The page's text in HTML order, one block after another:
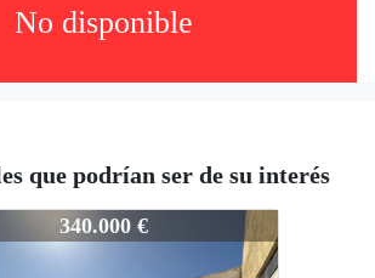
No disponible
que podrían ser de su interés
340.000 €